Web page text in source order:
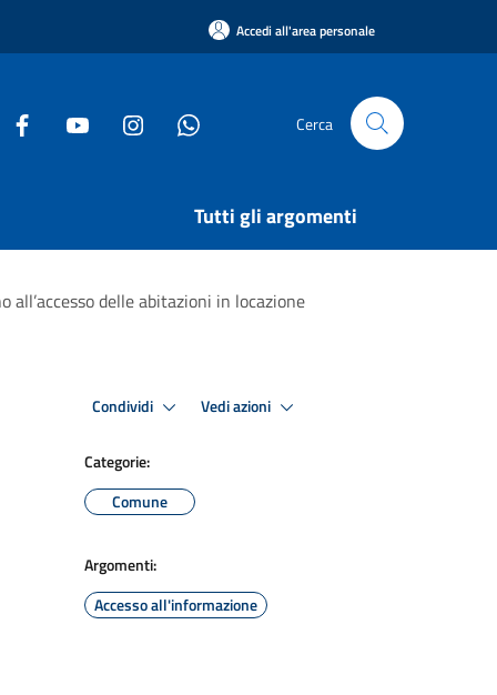
Accedi all'area personale
Cerca
Tutti gli argomenti
all’accesso delle abitazioni in locazione
Condividi Vedi azioni
Categorie:
Comune
Argomenti:
Accesso all'informazione